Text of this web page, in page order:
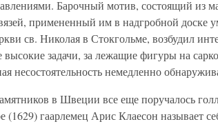
Барочный мотив, состоящий из
примененный им в надгробной доске
св. Николая в Стокгольме, возбудил
задачи, за лежащие фигуры на
несостоятельность немедленно
в Швеции все еще поручалось
(1629) гаарлемец Арис Клаесон называет